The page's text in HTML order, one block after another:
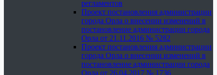
регламентов
Проект постановления администрации
города Орла о внесении изменений в
постановление администрации города
Орла от 21.11.2016 № 5282
Проект постановления администрации
города Орла о внесении изменений в
постановление администрации города
Орла от 26.04.2017 № 1736